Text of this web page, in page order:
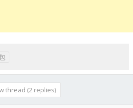
thread (2 replies)